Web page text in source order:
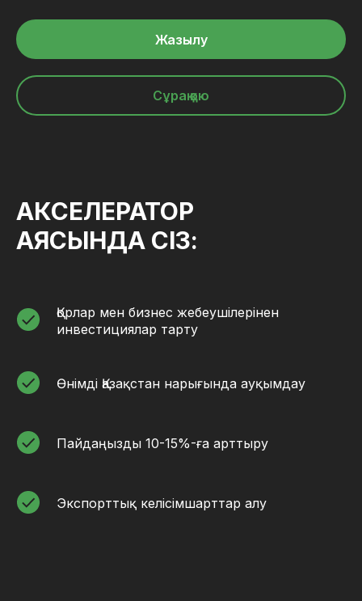
Жазылу
Сұрақ қою
АКСЕЛЕРАТОР
АЯСЫНДА СІЗ:
Қорлар мен бизнес жебеушілерінен
инвестициялар тарту
Өнімді Қазақстан нарығында ауқымдау
Пайдаңызды 10-15%-ға арттыру
Экспорттық келісімшарттар алу